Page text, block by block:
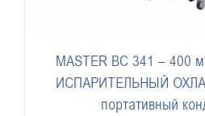
MASTER BC 341 – 400
ИСПАРИТЕЛЬНЫЙ
портативный